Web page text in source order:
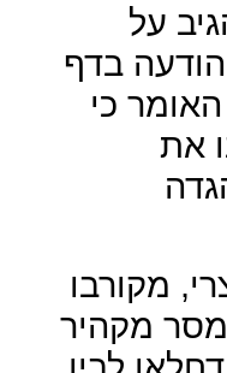
על
בדף
כי
את
מקורבו
מקהיר